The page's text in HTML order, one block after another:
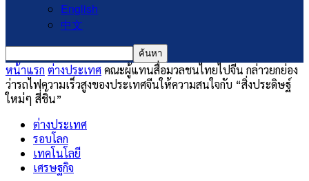
English
中文
หน้าแรก ต่างประเทศคณะผู้แทนสื่อมวลชนไทยไปจีน กล่าวยกย่อง
ว่ารถไฟความเร็วสูงของประเทศจีนให้ความสนใจกับ “สิ่งประดิษฐ์
ใหม่ๆ สี่ชิ้น”
ต่างประเทศ
รอบโลก
เทคโนโลยี
เศรษฐกิจ